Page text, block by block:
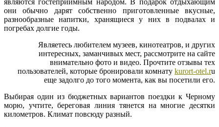
являются гостеприимным народом. В подарок отдыхающим
они обычно дарят собственно приготовленные вкусные,
разнообразные напитки, хранящиеся у них в подвалах и
погребах долгие годы.
Являетесь любителем музеев, кинотеатров, и других
интересных, заманчивых мест, рассмотрите на сайте
внимательно фото и видео. Прочтите отзывы тех
пользователей, которые бронировали комнату kurort-otel.ru
еще задолго до того момента, как вы посетили его.
Выбирая один из бюджетных вариантов поездки к Черному
морю, учтите, береговая линия тянется на многие десятки
километров. Климат повсюду разный.